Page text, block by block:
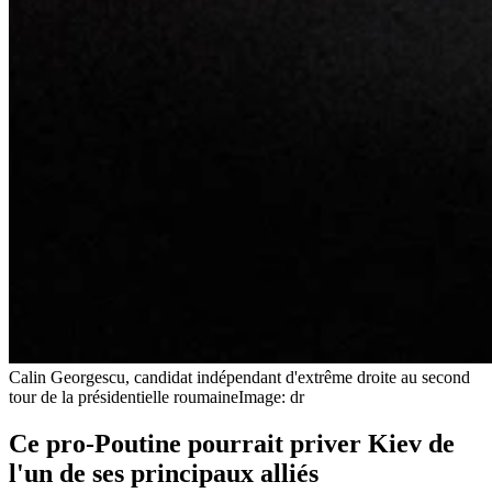
Calin Georgescu, candidat indépendant d'extrême droite au second
tour de la présidentielle roumaineImage: dr
Ce pro-Poutine pourrait priver Kiev de
l'un de ses principaux alliés